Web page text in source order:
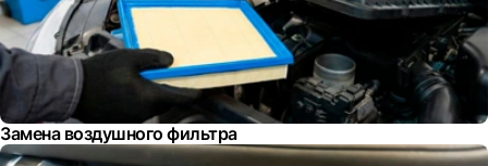
Замена воздушного фильтра